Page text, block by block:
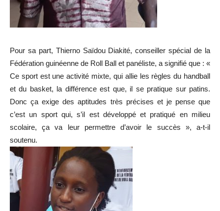
Pour sa part, Thierno Saïdou Diakité, conseiller spécial de la
Fédération guinéenne de Roll Ball et panéliste, a signifié que : «
Ce sport est une activité mixte, qui allie les règles du handball
et du basket, la différence est que, il se pratique sur patins.
Donc ça exige des aptitudes très précises et je pense que
c’est un sport qui, s’il est développé et pratiqué en milieu
scolaire, ça va leur permettre d’avoir le succès », a-t-il
soutenu.